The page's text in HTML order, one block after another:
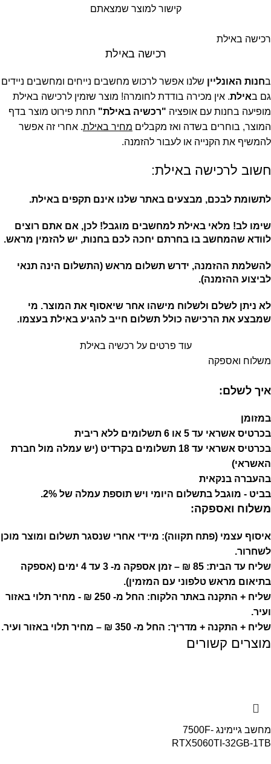
קישור למוצר שמצאתם
רכישה באילת
רכישה באילת
בחנות האונליין שלנו אפשר לרכוש מחשבים נייחים ומחשבים ניידים
גם באילת. אין מכירה בודדת לחומרה! מוצר שזמין לרכישה באילת
מופיעה בחנות עם אופציה "רכשיה באילת" תחת פירוט מוצר בדף
המוצר, בוחרים בשדה ואז מקבלים מחיר באילת. אחרי זה אפשר
להמשיף את הקנייה או לעבור להזמנה.
חשוב לרכישה באילת:
לתשומת לבכם, מבצעים באתר שלנו אינם תקפים באילת.
שימו לב! מלאי באילת למחשבים מוגבל! לכן, אם אתם רוצים
לוודא שהמחשב בו בחרתם יחכה לכם בחנות, יש להזמין מראש.
להשלמת ההזמנה, ידרש תשלום מראש (התשלום הינה תנאי
לביצוע ההזמנה).
לא ניתן לשלם ולשלוח מישהו אחר שיאסוף את המוצר. מי
שמבצע את הרכישה כולל תשלום חייב להגיע באילת בעצמו.
עוד פרטים על רכשיה באילת
משלוח ואספקה
איך לשלם:
במזומן
בכרטיס אשראי עד 5 או 6 תשלומים ללא ריבית
בכרטיס אשראי עד 18 תשלומים בקרדיט (יש עמלה מול חברת
האשראי)
בהעברה בנקאית
בביט - מוגבל בתשלום היומי ויש תוספת עמלה של 2%.
משלוח ואספקה:
איסוף עצמי (פתח תקווה): מיידי אחרי שנסגר תשלום ומוצר מוכן
לשחרור.
שליח עד הבית: 85 ₪ – זמן אספקה מ- 3 עד 4 ימים (אספקה
בתיאום מראש טלפוני עם המזמין).
שליח + התקנה באתר הלקוח: החל מ- 250 ₪ - מחיר תלוי באזור
ועיר.
שליח + התקנה + מדריך: החל מ- 350 ₪ – מחיר תלוי באזור ועיר.
מוצרים קשורים
מחשב גיימינג 7500F-
RTX5060TI-32GB-1TB